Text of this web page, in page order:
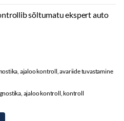
sõltumatu ekspert auto
ajaloo kontroll, avariide tuvastamine
ajaloo kontroll, kontroll